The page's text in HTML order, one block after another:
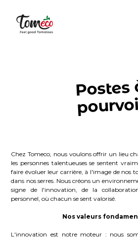
Postes
Chez Tomeco, nous voulons offrir un lieu
les personnes talentueuses se sentent
faire évoluer leur carrière, à l'image de nos
dans nos serres. Nous créons un
signe de l'innovation, de la
personnel, où chacun se sent valorisé.
Nos valeurs
L'innovation est notre moteur : nous